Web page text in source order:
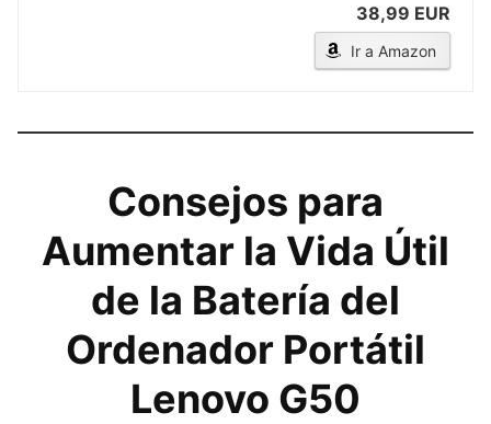
38,99 EUR
Ir a Amazon
Consejos para
Aumentar la Vida Útil
de la Batería del
Ordenador Portátil
Lenovo G50